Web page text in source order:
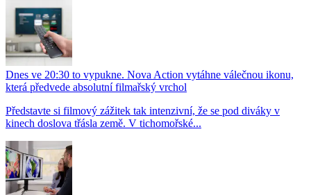
Dnes ve 20:30 to vypukne. Nova Action vytáhne válečnou ikonu,
která předvede absolutní filmařský vrchol
Představte si filmový zážitek tak intenzivní, že se pod diváky v
kinech doslova třásla země. V tichomořské...